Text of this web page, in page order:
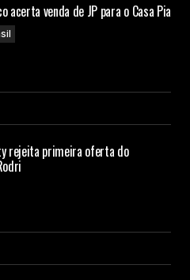
acerta venda de JP para o Casa Pia
rejeita primeira oferta do